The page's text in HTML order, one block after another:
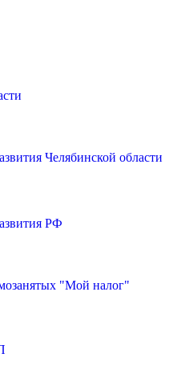
Челябинской области
РФ
"Мой налог"